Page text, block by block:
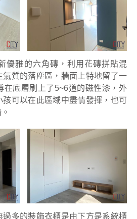
優雅的六角磚，利用花磚拼貼混
質的落塵區，牆面上特地留了一
在底層刷上了5~6道的磁性漆，外
孩可以在此區域中盡情發揮，也可
多的裝飾衣櫃是由下方是系統櫃